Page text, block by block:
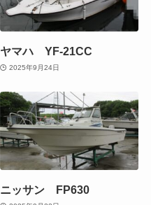
ヤマハ YF-21CC
2025年9月24日
ニッサン FP630